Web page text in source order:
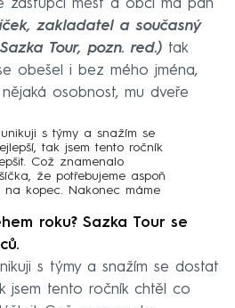
zástupci měst a obcí má pan
zakladatel a současný
Tour, pozn. red.) tak
obešel i bez mého jména,
osobnost, mu dveře
s týmy a snažím se
tak jsem tento ročník
Což znamenalo
že potřebujeme aspoň
kopec. Nakonec máme
roku? Sazka Tour se
s týmy a snažím se dostat
jsem tento ročník chtěl co